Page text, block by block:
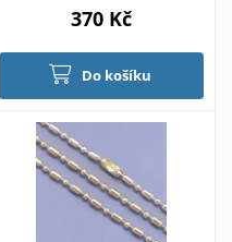
370 Kč
Do košíku